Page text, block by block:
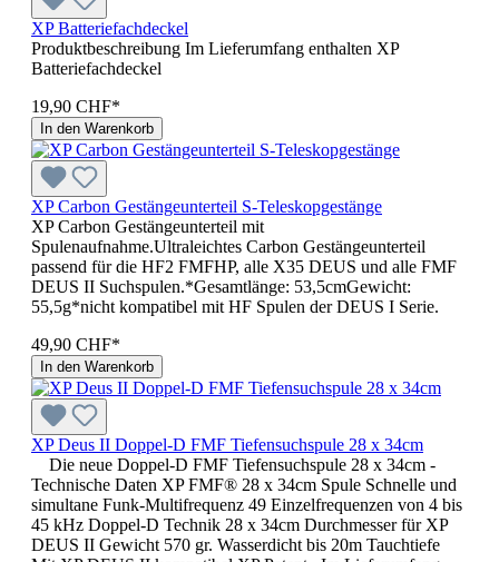
XP Batteriefachdeckel
Produktbeschreibung Im Lieferumfang enthalten XP
Batteriefachdeckel
19,90 CHF*
In den Warenkorb
XP Carbon Gestängeunterteil S-Teleskopgestänge
XP Carbon Gestängeunterteil mit
Spulenaufnahme.Ultraleichtes Carbon Gestängeunterteil
passend für die HF2 FMFHP, alle X35 DEUS und alle FMF
DEUS II Suchspulen.*Gesamtlänge: 53,5cmGewicht:
55,5g*nicht kompatibel mit HF Spulen der DEUS I Serie.
49,90 CHF*
In den Warenkorb
XP Deus II Doppel-D FMF Tiefensuchspule 28 x 34cm
Die neue Doppel-D FMF Tiefensuchspule 28 x 34cm -
Technische Daten XP FMF® 28 x 34cm Spule Schnelle und
simultane Funk-Multifrequenz 49 Einzelfrequenzen von 4 bis
45 kHz Doppel-D Technik 28 x 34cm Durchmesser für XP
DEUS II Gewicht 570 gr. Wasserdicht bis 20m Tauchtiefe